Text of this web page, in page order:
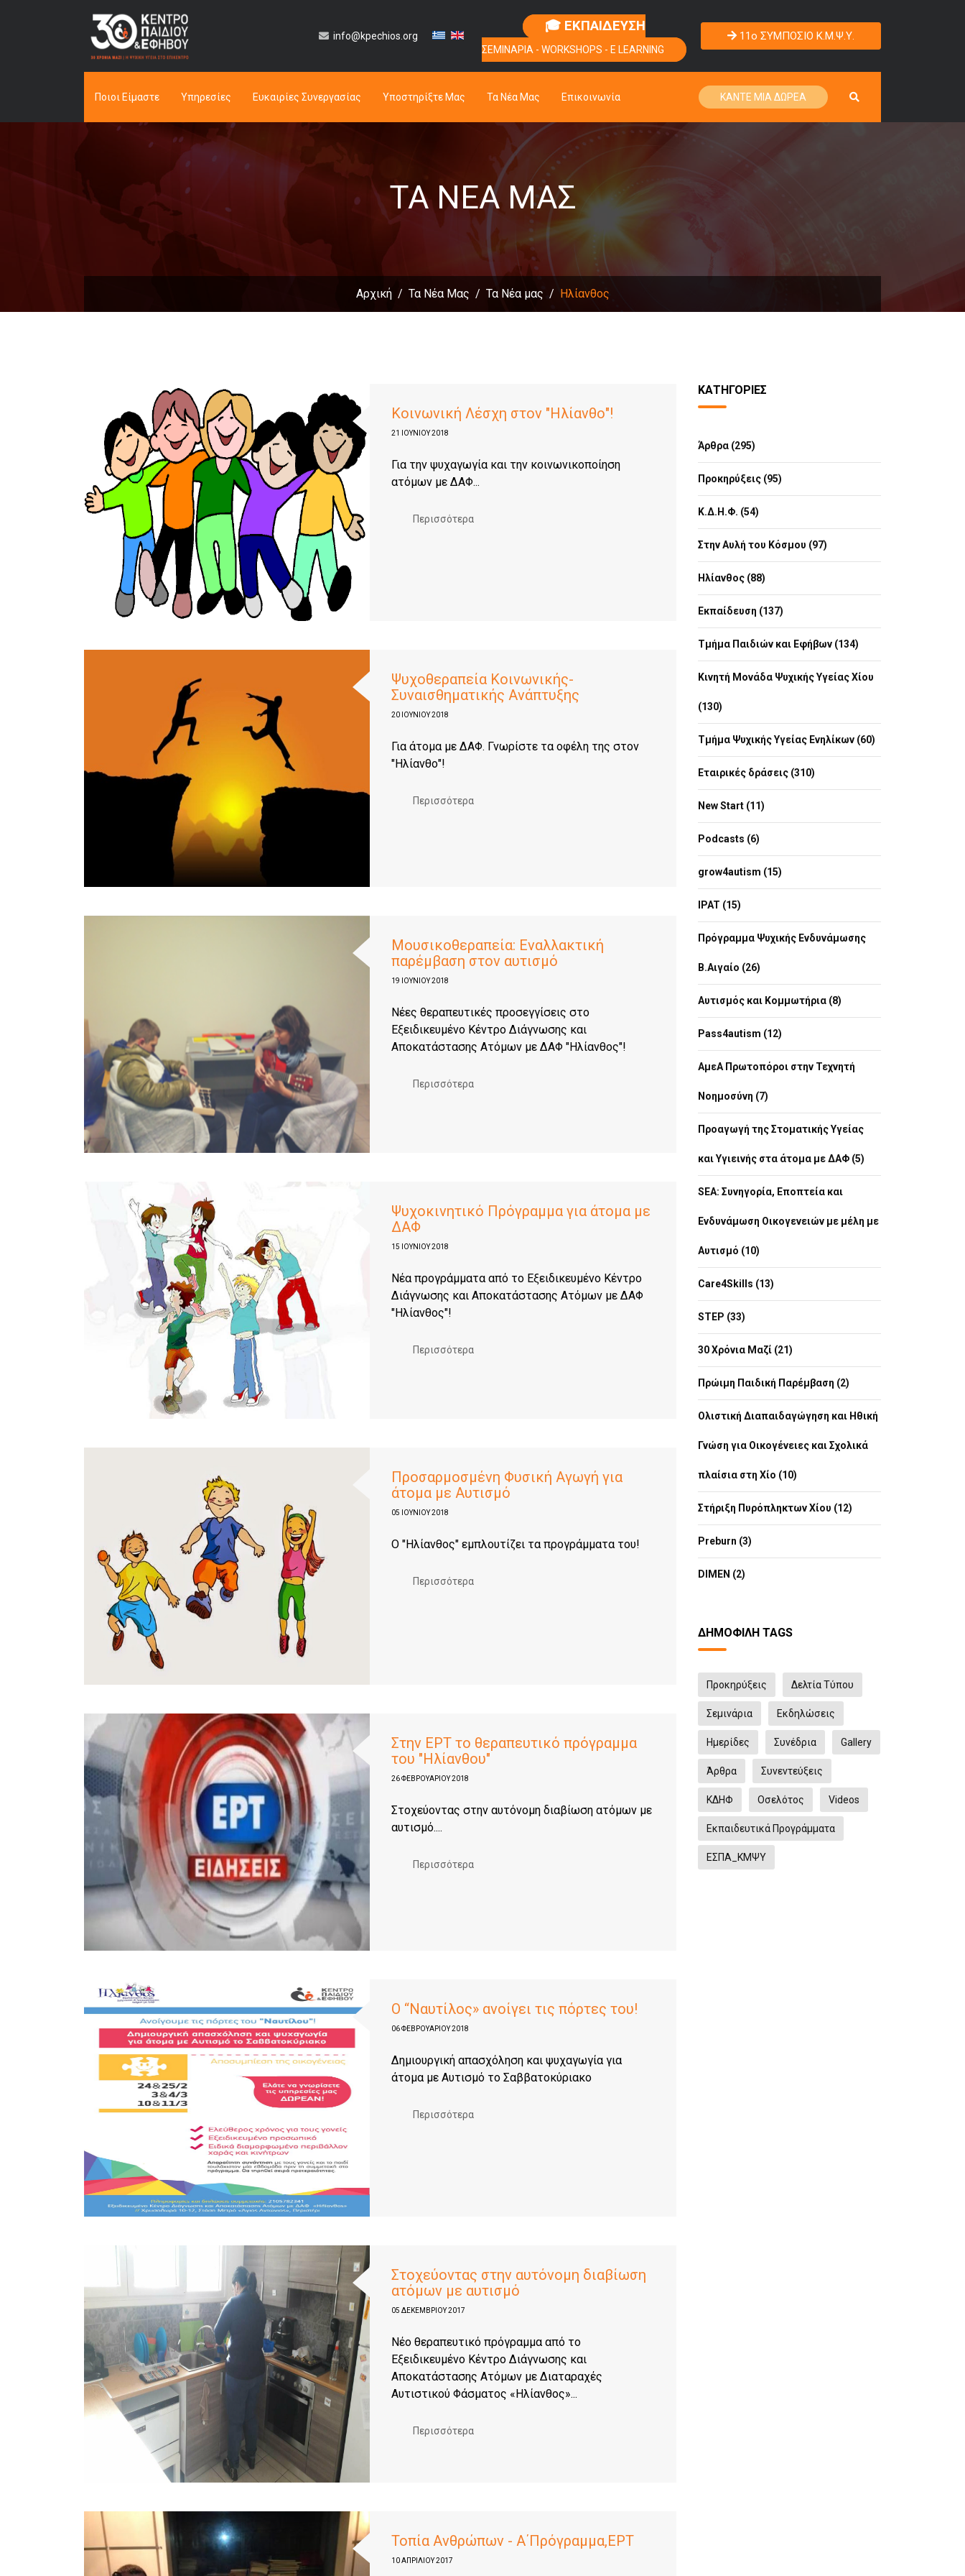
info@kpechios.org
🎓 ΕΚΠΑΙΔΕΥΣΗ
ΣΕΜΙΝΑΡΙΑ - WORKSHOPS - E LEARNING
11o ΣΥΜΠΟΣΙΟ Κ.Μ.Ψ.Υ.
ΚΑΝΤΕ ΜΙΑ ΔΩΡΕΑ
Ποιοι Είμαστε Υπηρεσίες Ευκαιρίες Συνεργασίας Υποστηρίξτε Μας Τα Νέα Μας Επικοινωνία
ΤΑ ΝΈΑ ΜΑΣ
Αρχική Τα Νέα Μας Τα Νέα μας Ηλίανθος
Κοινωνική Λέσχη στον "Ηλίανθο"!
21 ΙΟΥΝΊΟΥ 2018
Για την ψυχαγωγία και την κοινωνικοποίηση
ατόμων με ΔΑΦ...
Περισσότερα
Ψυχοθεραπεία Κοινωνικής-
Συναισθηματικής Ανάπτυξης
20 ΙΟΥΝΊΟΥ 2018
Για άτομα με ΔΑΦ. Γνωρίστε τα οφέλη της στον
"Ηλίανθο"!
Περισσότερα
Μουσικοθεραπεία: Εναλλακτική
παρέμβαση στον αυτισμό
19 ΙΟΥΝΊΟΥ 2018
Νέες θεραπευτικές προσεγγίσεις στο
Εξειδικευμένο Κέντρο Διάγνωσης και
Αποκατάστασης Ατόμων με ΔΑΦ "Ηλίανθος"!
Περισσότερα
Ψυχοκινητικό Πρόγραμμα για άτομα με
ΔΑΦ
15 ΙΟΥΝΊΟΥ 2018
Νέα προγράμματα από το Εξειδικευμένο Κέντρο
Διάγνωσης και Αποκατάστασης Ατόμων με ΔΑΦ
"Ηλίανθος"!
Περισσότερα
Προσαρμοσμένη Φυσική Αγωγή για
άτομα με Aυτισμό
05 ΙΟΥΝΊΟΥ 2018
O "Hλίανθος" εμπλουτίζει τα προγράμματα του!
Περισσότερα
Στην ΕΡΤ το θεραπευτικό πρόγραμμα
του "Ηλίανθου"
26 ΦΕΒΡΟΥΑΡΊΟΥ 2018
Στοχεύοντας στην αυτόνομη διαβίωση ατόμων με
αυτισμό....
Περισσότερα
O “Ναυτίλος» ανοίγει τις πόρτες του!
06 ΦΕΒΡΟΥΑΡΊΟΥ 2018
Δημιουργική απασχόληση και ψυχαγωγία για
άτομα με Αυτισμό το Σαββατοκύριακο
Περισσότερα
Στοχεύοντας στην αυτόνομη διαβίωση
ατόμων με αυτισμό
05 ΔΕΚΕΜΒΡΊΟΥ 2017
Νέο θεραπευτικό πρόγραμμα από το
Εξειδικευμένο Κέντρο Διάγνωσης και
Αποκατάστασης Ατόμων με Διαταραχές
Αυτιστικού Φάσματος «Ηλίανθος»...
Περισσότερα
Τοπία Ανθρώπων - Α΄Πρόγραμμα,ΕΡΤ
10 ΑΠΡΙΛΊΟΥ 2017
ΚΑΤΗΓΟΡΊΕΣ
Άρθρα (295)
Προκηρύξεις (95)
Κ.Δ.Η.Φ. (54)
Στην Αυλή του Κόσμου (97)
Ηλίανθος (88)
Εκπαίδευση (137)
Τμήμα Παιδιών και Εφήβων (134)
Κινητή Μονάδα Ψυχικής Υγείας Χίου
(130)
Τμήμα Ψυχικής Υγείας Ενηλίκων (60)
Εταιρικές δράσεις (310)
New Start (11)
Podcasts (6)
grow4autism (15)
IPAT (15)
Πρόγραμμα Ψυχικής Ενδυνάμωσης
Β.Αιγαίο (26)
Αυτισμός και Κομμωτήρια (8)
Pass4autism (12)
ΑμεΑ Πρωτοπόροι στην Τεχνητή
Νοημοσύνη (7)
Προαγωγή της Στοματικής Υγείας
και Υγιεινής στα άτομα με ΔΑΦ (5)
SEA: Συνηγορία, Εποπτεία και
Ενδυνάμωση Οικογενειών με μέλη με
Αυτισμό (10)
Care4Skills (13)
STEP (33)
30 Χρόνια Μαζί (21)
Πρώιμη Παιδική Παρέμβαση (2)
Ολιστική Διαπαιδαγώγηση και Ηθική
Γνώση για Οικογένειες και Σχολικά
πλαίσια στη Χίο (10)
Στήριξη Πυρόπληκτων Χίου (12)
Preburn (3)
DIMEN (2)
ΔΗΜΟΦΙΛΉ TAGS
Προκηρύξεις Δελτία Τύπου
Σεμινάρια Eκδηλώσεις
Ημερίδες Συνέδρια Gallery
Άρθρα Συνεντεύξεις
ΚΔΗΦ Οσελότος Videos
Εκπαιδευτικά Προγράμματα
ΕΣΠΑ_ΚΜΨΥ